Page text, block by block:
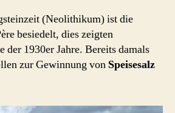
(Neolithikum) ist die
besiedelt, dies zeigten
der 1930er Jahre. Bereits damals
zur Gewinnung von Speisesalz